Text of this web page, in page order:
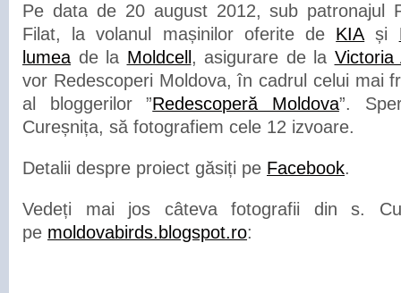
Pe data de 20 august 2012, sub patronajul
Filat, la volanul mașinilor oferite de KIA și
lumea de la Moldcell , asigurare de la Victoria
vor Redescoperi Moldova, în cadrul celui mai
al bloggerilor ”Redescoperă Moldova”.
Cureșnița, să fotografiem cele 12 izvoare.
Detalii despre proiect găsiți pe Facebook.
Vedeți mai jos câteva fotografii din s.
pe moldovabirds.blogspot.ro: